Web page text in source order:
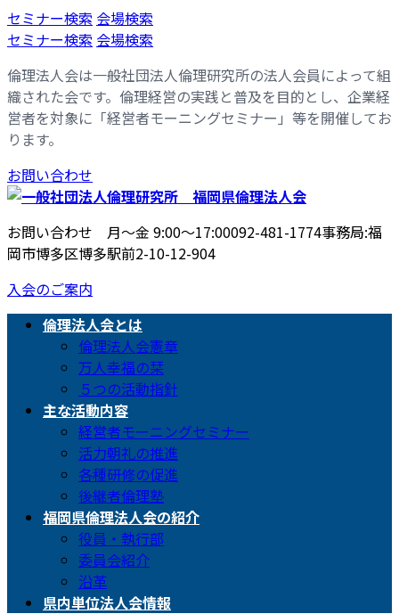
コ
ン
ン
ツ
へ
ス
キ
ッ
ナ
ビ
ー
シ
ョ
ン
に
移
セミナー検索 会場検索
セミナー検索 会場検索
倫理法人会は一般社団法人倫理研究所の法人会員によって組
織された会です。倫理経営の実践と普及を目的とし、企業経
営者を対象に「経営者モーニングセミナー」等を開催してお
ります。
お問い合わせ
お問い合わせ 月〜金 9:00〜17:00092-481-1774事務局:福
岡市博多区博多駅前2-10-12-904
入会のご案内
倫理法人会とは
倫理法人会憲章
万人幸福の栞
５つの活動指針
主な活動内容
経営者モーニングセミナー
活力朝礼の推進
各種研修の促進
後継者倫理塾
福岡県倫理法人会の紹介
役員・執行部
委員会紹介
沿革
県内単位法人会情報